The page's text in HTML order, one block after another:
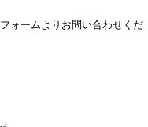
ォームよりお問い合わせくだ